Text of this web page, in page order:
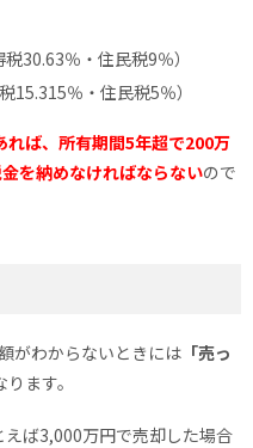
30.63％・住民税9％）
15.315％・住民税5％）
ば、所有期間5年超で200万
を納めなければならないので
がわからないときには 「売っ
ります。
えば3,000万円で売却した場合